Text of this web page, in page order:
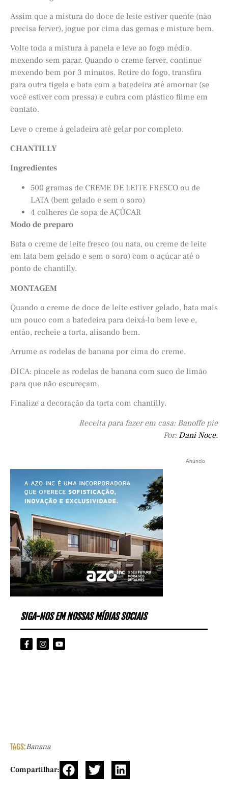
Assim que a mistura do doce de leite estiver quente (não
precisa ferver), jogue por cima das gemas e misture bem.
Volte toda a mistura à panela e leve ao fogo médio,
mexendo sem parar. Quando o creme ferver, continue
mexendo bem por 3 minutos. Retire do fogo, transfira
para outra tigela e bata com a batedeira até amornar (se
você estiver com pressa) e cubra com plástico filme em
contato.
Leve o creme à geladeira até gelar por completo.
CHANTILLY
Ingredientes
500 gramas de CREME DE LEITE FRESCO ou de
LATA (bem gelado e sem o soro)
4 colheres de sopa de AÇÚCAR
Modo de preparo
Bata o creme de leite fresco (ou nata, ou creme de leite
em lata bem gelado e sem o soro) com o açúcar até o
ponto de chantilly.
MONTAGEM
Quando o creme de doce de leite estiver gelado, bata mais
um pouco com a batedeira para deixá-lo bem leve e,
então, recheie a torta, alisando bem.
Arrume as rodelas de banana por cima do creme.
DICA: pincele as rodelas de banana com suco de limão
para que não escureçam.
Finalize a decoração da torta com chantilly.
Receita para fazer em casa: Banoffe pie
Por: Dani Noce.
Anúncio
SIGA-NOS EM NOSSAS MÍDIAS SOCIAIS
TAGS:Banana
Compartilhar: